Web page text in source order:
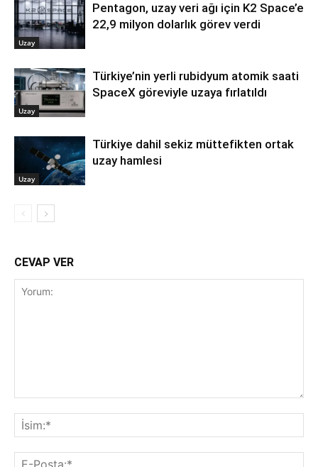
Uzay
Pentagon, uzay veri ağı için K2 Space’e
22,9 milyon dolarlık görev verdi
Uzay
Türkiye’nin yerli rubidyum atomik saati
SpaceX göreviyle uzaya fırlatıldı
Uzay
Türkiye dahil sekiz müttefikten ortak
uzay hamlesi
CEVAP VER